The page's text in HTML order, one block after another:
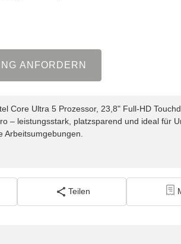
ANFORDERN
Core Ultra 5 Prozessor, 23,8" Full-HD
– leistungsstark, platzsparend und ideal für
Teilen